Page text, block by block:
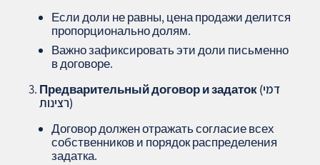
Если доли не равны, цена продажи делится
пропорционально долям.
Важно зафиксировать эти доли письменно
в договоре.
Предварительный договор и задаток (דמי
רצינות)
Договор должен отражать согласие всех
собственников и порядок распределения
задатка.